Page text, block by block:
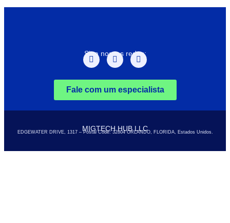
Siga nossas redes:
Fale com um especialista
MIGTECH HUB LLC
EDGEWATER DRIVE, 1317 – Postal Code: 32804ORLANDO, FLORIDA, Estados Unidos.